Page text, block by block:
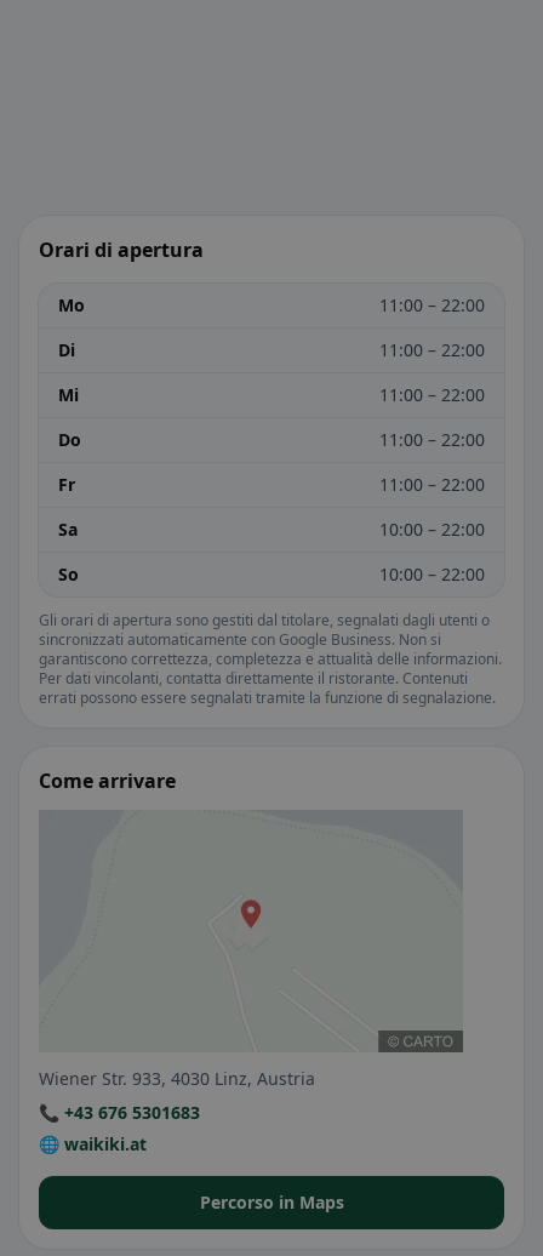
Orari di apertura
Mo
11:00 – 22:00
Di
11:00 – 22:00
Mi
11:00 – 22:00
Do
11:00 – 22:00
Fr
11:00 – 22:00
Sa
10:00 – 22:00
So
10:00 – 22:00
Gli orari di apertura sono gestiti dal titolare, segnalati dagli utenti o
sincronizzati automaticamente con Google Business. Non si
garantiscono correttezza, completezza e attualità delle informazioni.
Per dati vincolanti, contatta direttamente il ristorante. Contenuti
errati possono essere segnalati tramite la funzione di segnalazione.
Come arrivare
Wiener Str. 933, 4030 Linz, Austria
📞 +43 676 5301683
🌐 waikiki.at
Percorso in Maps